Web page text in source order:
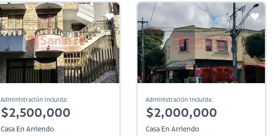
Administración incluida:
$2,500,000
Casa En Arriendo
Administración incluida:
$2,000,000
Casa En Arriendo